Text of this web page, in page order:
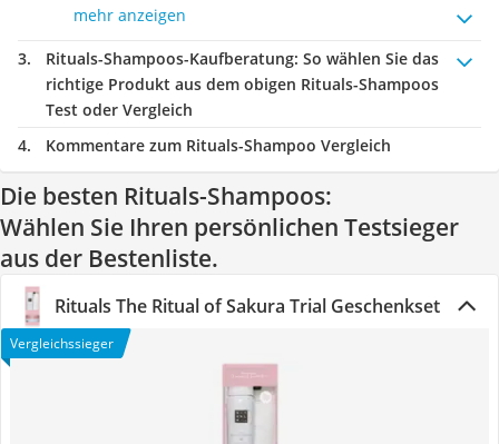
mehr anzeigen
Rituals-Shampoos-Kaufberatung: So wählen Sie das
richtige Produkt aus dem obigen Rituals-Shampoos
Test oder Vergleich
Kommentare zum Rituals-Shampoo Vergleich
Die besten Rituals-Shampoos:
Wählen Sie Ihren persönlichen Testsieger
aus der Bestenliste.
Rituals The Ritual of Sakura Trial Geschenkset
Vergleichssieger